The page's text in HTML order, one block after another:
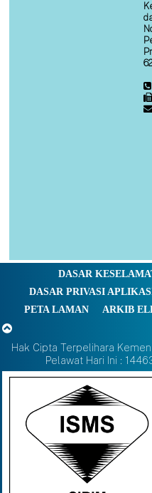
DASAR
DASAR PRIVASI
PETA LAMAN
ARKIB
Hak Cipta Terpelihara
Pelawat Hari Ini :